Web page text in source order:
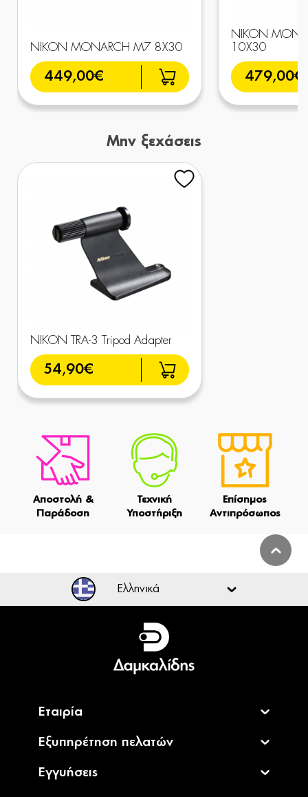
NIKON MONARCH M7 8X30
449,00€
NIKON
10X30
479,00€
Μην ξεχάσεις
NIKON TRA-3 Tripod Adapter
54,90€
Αποστολή &
Παράδοση
Τεχνική
Υποστήριξη
Επίσημος
Αντιπρόσωπος
Ελληνικά
Ελληνικά
English
Εταιρία
Εξυπηρέτηση πελατών
Εγγυήσεις